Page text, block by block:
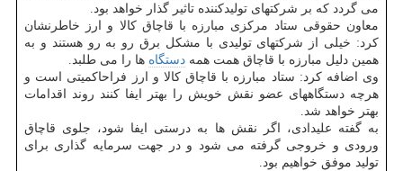
می گردد که بر شرکتهای تولیدکننده تاثیر گذار خواهد بود.
معاون حقوقی ستاد مرکزی مبارزه با قاچاق کالا و ارز خاطرنشان
کرد: خیلی از شرکتهای تولیدی با مشکل برق رو به رو هستند و به
همین دلیل مبارزه با قاچاق همت همه دستگاه ها را می طلبد.
وی اضافه کرد: ستاد مبارزه با قاچاق کالا و ارز فراحاکمیتی است و
هرچه دستگاههای عضو نقش خویش را بهتر ایفا کنند روند اقدامات
بهتر خواهد شد.
به گفته علیدادی، اگر نقش ها به درستی ایفا شود، جلوی قاچاق
ورودی و خروجی گرفته می شود و در جهت سرمایه گذاری برای
تولید موفق خواهیم بود.